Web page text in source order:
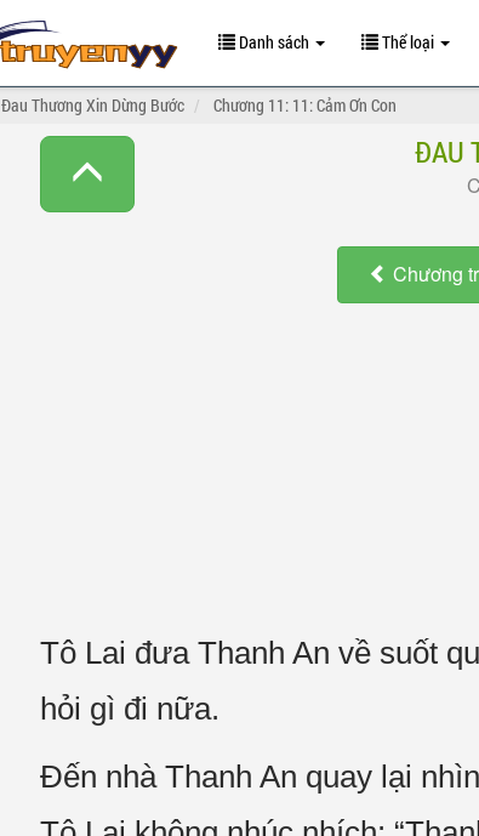
Danh sách Thể loại
Đau Thương Xin Dừng Bước Chương 11: 11: Cảm Ơn Con
ĐAU
Chương
Tô Lai đưa Thanh An về suốt
hỏi gì đi nữa.
Đến nhà Thanh An quay lại